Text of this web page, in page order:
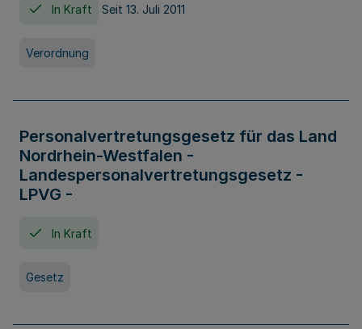
In Kraft Seit 13. Juli 2011
Verordnung
Personalvertretungsgesetz für das Land
Nordrhein-Westfalen -
Landespersonalvertretungsgesetz -
LPVG -
In Kraft
Gesetz